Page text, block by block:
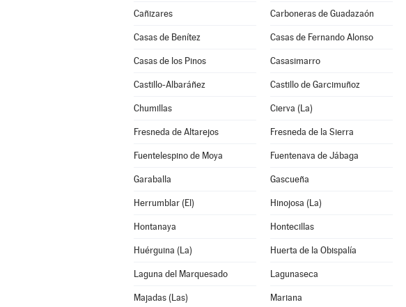
Cañizares Carboneras de Guadazaón
Casas de Benítez Casas de Fernando Alonso
Casas de los Pinos Casasimarro
Castillo-Albaráñez Castillo de Garcimuñoz
Chumillas Cierva (La)
Fresneda de Altarejos Fresneda de la Sierra
Fuentelespino de Moya Fuentenava de Jábaga
Garaballa Gascueña
Herrumblar (El) Hinojosa (La)
Hontanaya Hontecillas
Huérguina (La) Huerta de la Obispalía
Laguna del Marquesado Lagunaseca
Majadas (Las) Mariana